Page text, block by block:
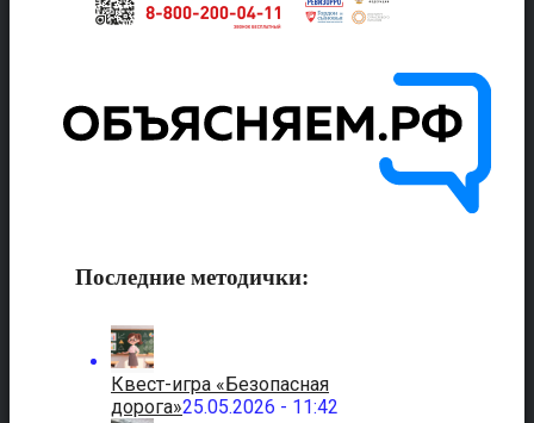
Последние методички:
Квест-игра «Безопасная
дорога»25.05.2026 - 11:42